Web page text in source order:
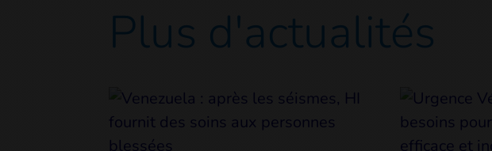
Plus d'actualités